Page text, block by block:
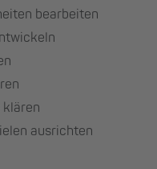
bearbeiten
klären
ausrichten